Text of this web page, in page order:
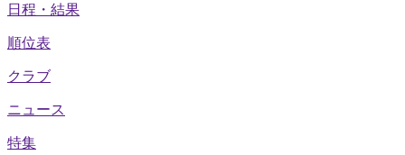
日程・結果
順位表
クラブ
ニュース
特集